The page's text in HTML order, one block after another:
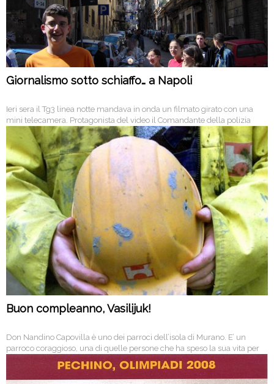
Giornalismo sotto schiaffo… a Napoli
Ieri sera il Tg3 linea notte mandava in onda un filmato girato con una
mini telecamera. Protagonista del video il Comandante della polizia
municipale di Napoli, Luigi Sementa, che schiaffeggia un giornalista lì
convocato.
Buon compleanno, Vasilijuk!
Don Nandino Capovilla è uno dei parroci dell’isola di Murano. E’ un
parroco coraggioso, una di quelle persone che ha speso la sua vita per
“gli ultimi”. E non dimentica Vasilijuk Vitalij, morto all’età di 19 anni
durante il suo primo giorno di lavoro.